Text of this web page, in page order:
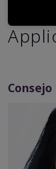
Consejo